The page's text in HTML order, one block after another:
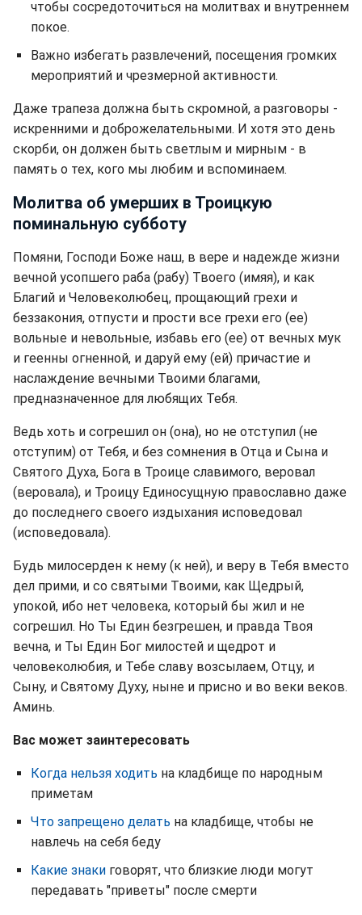
чтобы сосредоточиться на молитвах и внутреннем
покое.
Важно избегать развлечений, посещения громких
мероприятий и чрезмерной активности.
Даже трапеза должна быть скромной, а разговоры -
искренними и доброжелательными. И хотя это день
скорби, он должен быть светлым и мирным - в
память о тех, кого мы любим и вспоминаем.
Молитва об умерших в Троицкую
поминальную субботу
Помяни, Господи Боже наш, в вере и надежде жизни
вечной усопшего раба (рабу) Твоего (имяя), и как
Благий и Человеколюбец, прощающий грехи и
беззакония, отпусти и прости все грехи его (ее)
вольные и невольные, избавь его (ее) от вечных мук
и геенны огненной, и даруй ему (ей) причастие и
наслаждение вечными Твоими благами,
предназначенное для любящих Тебя.
Ведь хоть и согрешил он (она), но не отступил (не
отступим) от Тебя, и без сомнения в Отца и Сына и
Святого Духа, Бога в Троице славимого, веровал
(веровала), и Троицу Единосущную православно даже
до последнего своего издыхания исповедовал
(исповедовала).
Будь милосерден к нему (к ней), и веру в Тебя вместо
дел прими, и со святыми Твоими, как Щедрый,
упокой, ибо нет человека, который бы жил и не
согрешил. Но Ты Един безгрешен, и правда Твоя
вечна, и Ты Един Бог милостей и щедрот и
человеколюбия, и Тебе славу возсылаем, Отцу, и
Сыну, и Святому Духу, ныне и присно и во веки веков.
Аминь.
Вас может заинтересовать
Когда нельзя ходить на кладбище по народным
приметам
Что запрещено делать на кладбище, чтобы не
навлечь на себя беду
Какие знаки говорят, что близкие люди могут
передавать "приветы" после смерти